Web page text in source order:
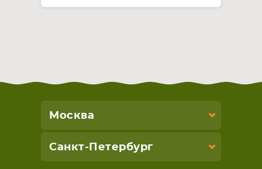
Москва
Санкт-Петербург